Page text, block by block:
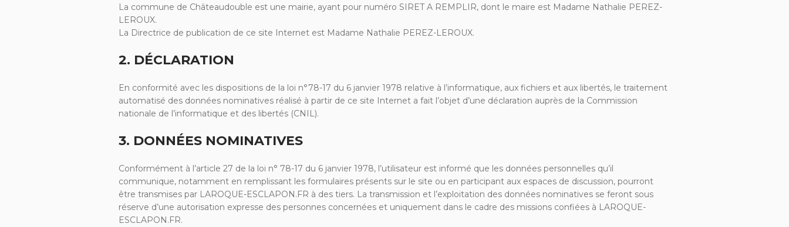
La commune de Châteaudouble est une mairie, ayant pour numéro SIRET A REMPLIR, dont le maire est Madame Nathalie PEREZ-
LEROUX.
La Directrice de publication de ce site Internet est Madame Nathalie PEREZ-LEROUX.
2. DÉCLARATION
En conformité avec les dispositions de la loi n°78-17 du 6 janvier 1978 relative à l’informatique, aux fichiers et aux libertés, le traitement
automatisé des données nominatives réalisé à partir de ce site Internet a fait l’objet d’une déclaration auprès de la Commission
nationale de l’informatique et des libertés (CNIL).
3. DONNÉES NOMINATIVES
Conformément à l’article 27 de la loi n° 78-17 du 6 janvier 1978, l’utilisateur est informé que les données personnelles qu’il
communique, notamment en remplissant les formulaires présents sur le site ou en participant aux espaces de discussion, pourront
être transmises par LAROQUE-ESCLAPON.FR à des tiers. La transmission et l’exploitation des données nominatives se feront sous
réserve d’une autorisation expresse des personnes concernées et uniquement dans le cadre des missions confiées à LAROQUE-
ESCLAPON.FR.